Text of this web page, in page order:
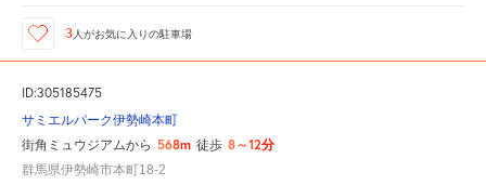
3 人がお気に入りの駐車場
ID:305185475
サミエルパーク伊勢崎本町
街角ミュウジアムから 568m 徒歩 8～12分
群馬県伊勢崎市本町18-2